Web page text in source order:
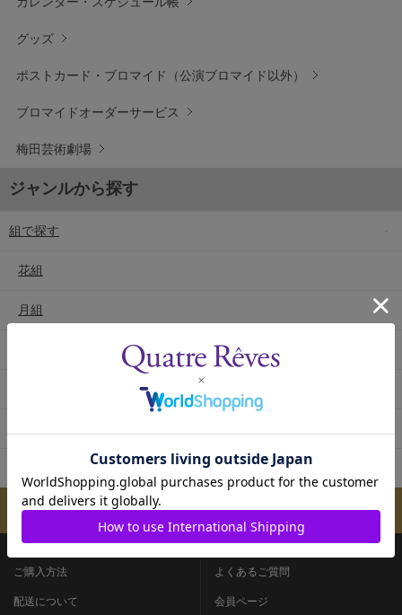
グッズ
ポストカード・ブロマイド（公演ブロマイド以外）
ブロマイドオーダーサービス
梅田芸術劇場
ジャンルから探す
組で探す
花組
月組
メールマガジンのご案内
ご購入方法
配送について
よくあるご質問
会員ページ